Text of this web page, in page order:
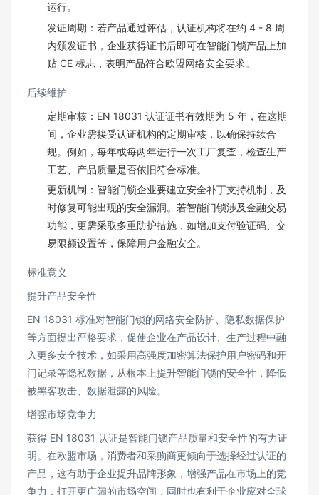
运行。​
发证周期：若产品通过评估，认证机构将在约 4 - 8 周
内颁发证书，企业获得证书后即可在智能门锁产品上加
贴 CE 标志，表明产品符合欧盟网络安全要求。​
后续维护​
定期审核：EN 18031 认证证书有效期为 5 年，在这期
间，企业需接受认证机构的定期审核，以确保持续合
规。例如，每年或每两年进行一次工厂复查，检查生产
工艺、产品质量是否依旧符合标准。​
更新机制：智能门锁企业要建立安全补丁支持机制，及
时修复可能出现的安全漏洞。若智能门锁涉及金融交易
功能，更需采取多重防护措施，如增加支付验证码、交
易限额设置等，保障用户金融安全。​
标准意义​
提升产品安全性​
EN 18031 标准对智能门锁的网络安全防护、隐私数据保护
等方面提出严格要求，促使企业在产品设计、生产过程中融
入更多安全技术，如采用高强度加密算法保护用户密码和开
门记录等隐私数据，从根本上提升智能门锁的安全性，降低
被黑客攻击、数据泄露的风险。​
增强市场竞争力​
获得 EN 18031 认证是智能门锁产品质量和安全性的有力证
明。在欧盟市场，消费者和采购商更倾向于选择经过认证的
产品，这有助于企业提升品牌形象，增强产品在市场上的竞
争力，打开更广阔的市场空间，同时也有利于企业应对全球